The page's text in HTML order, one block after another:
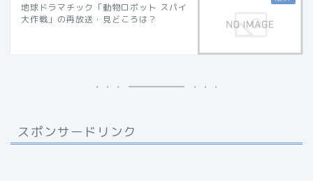
地球ドラマチック「動物ロボット スパイ
大作戦」の再放送・見どころは？
スポンサードリンク